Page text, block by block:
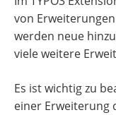
von
werden neue
viele weitere
Es ist wichtig zu
einer Erweiterung